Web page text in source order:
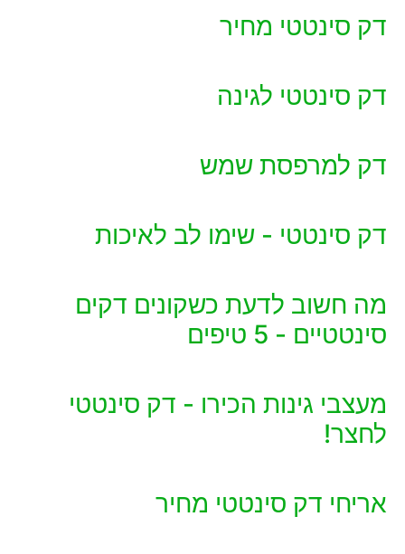
דק סינטטי מחיר
דק סינטטי לגינה
דק למרפסת שמש
דק סינטטי - שימו לב לאיכות
מה חשוב לדעת כשקונים דקים
סינטטיים - 5 טיפים
מעצבי גינות הכירו - דק סינטטי
לחצר!
אריחי דק סינטטי מחיר